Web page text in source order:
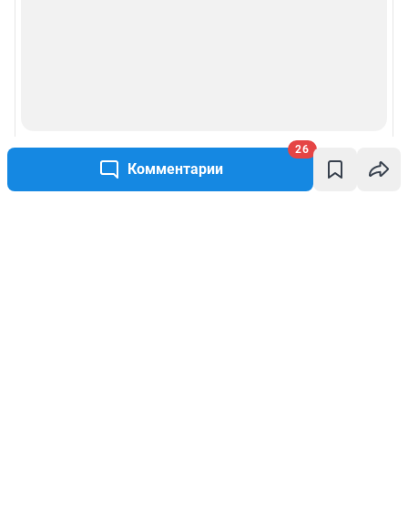
Комментарии
26